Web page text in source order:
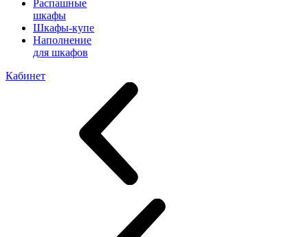
Распашные
шкафы
Шкафы-купе
Наполнение
для шкафов
Кабинет